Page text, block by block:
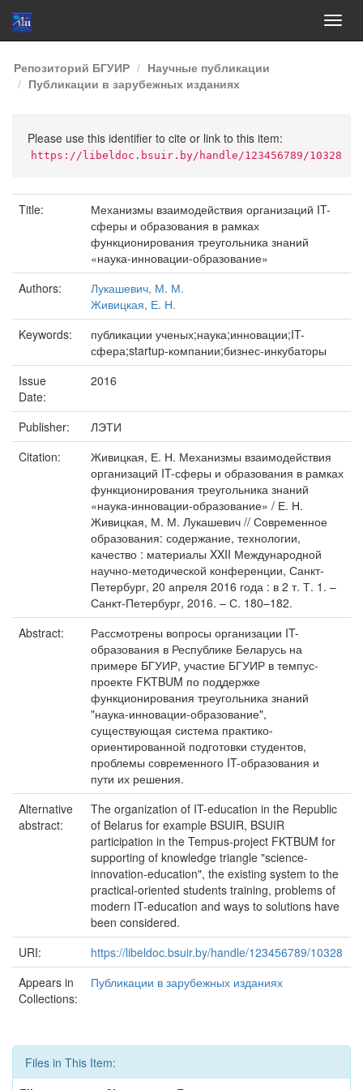
Skip
navigation
Репозиторий БГУИР
Научные публикации
Публикации в зарубежных изданиях
Please use this identifier to cite or link to this item:
https://libeldoc.bsuir.by/handle/123456789/10328
Title:
Механизмы взаимодействия организаций IT-
сферы и образования в рамках
функционирования треугольника знаний
«наука-инновации-образование»
Authors:
Лукашевич, М. М.
Живицкая, Е. Н.
Keywords:
публикации ученых;наука;инновации;IT-
сфера;startup-компании;бизнес-инкубаторы
Issue
Date:
2016
Publisher:
ЛЭТИ
Citation:
Живицкая, Е. Н. Механизмы взаимодействия
организаций IT-сферы и образования в рамках
функционирования треугольника знаний
«наука-инновации-образование» / Е. Н.
Живицкая, М. М. Лукашевич // Современное
образования: содержание, технологии,
качество : материалы XXII Международной
научно-методической конференции, Санкт-
Петербург, 20 апреля 2016 года : в 2 т. Т. 1. –
Санкт-Петербург, 2016. – С. 180–182.
Abstract:
Рассмотрены вопросы организации IT-
образования в Республике Беларусь на
примере БГУИР, участие БГУИР в темпус-
проекте FKTBUM по поддержке
функционирования треугольника знаний
"наука-инновации-образование",
существующая система практико-
ориентированной подготовки студентов,
проблемы современного IT-образования и
пути их решения.
Alternative
abstract:
The organization of IT-education in the Republic
of Belarus for example BSUIR, BSUIR
participation in the Tempus-project FKTBUM for
supporting of knowledge triangle "science-
innovation-education", the existing system to the
practical-oriented students training, problems of
modern IT-education and ways to solutions have
been considered.
URI:
https://libeldoc.bsuir.by/handle/123456789/10328
Appears in
Collections:
Публикации в зарубежных изданиях
Files in This Item: